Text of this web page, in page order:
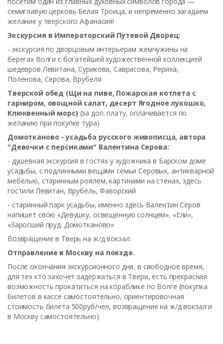
семиглавую церковь Белая Троица, и непременно загадаем
желание у тверского Афанасия!
Экскурсия в Императорский Путевой Дворец:
- экскурсия по дворцовым интерьерам жемчужины на
берегах Волги с богатейшей художественной коллекцией
шедевров Левитана, Сурикова, Саврасова, Рериха,
Поленова, Серова, Врубеля
Тверской обед (Щи на пиве, Пожарская котлета с
гарниром, овощной салат, десерт Ягодное лукошко,
Клюквенный морс) (за доп. плату, оплачивается по
желанию при покупке тура)
Домотканово - усадьба русского живописца, автора
"Девочки с персиками" Валентина Серова:
- душевная экскурсия в гостях у художника в Барском доме
усадьбы, с подлинными вещами семьи Серовых, антикварной
мебелью, старинным роялем, картинами на стенах, здесь
гостили Левитан, Врубель, Фаворский
- старинный парк усадьбы, именно здесь Валентин Серов
напишет свою «Девушку, освещенную солнцем», «Ели»,
«Заросший пруд. Домотканово»
Возвращение в Тверь на ж/д вокзал.
Отправление в Москву на поезде.
После окончания экскурсионного дня, в свободное время,
для тех кто захочет задержаться в Твери, есть прекрасная
возможность прокатиться на кораблике по Волге (покупка
билетов в кассе самостоятельно, ориентировочная
стоимость билета 500руб/чел, возвращение на ж/д вокзал и
в Москву самостоятельно).